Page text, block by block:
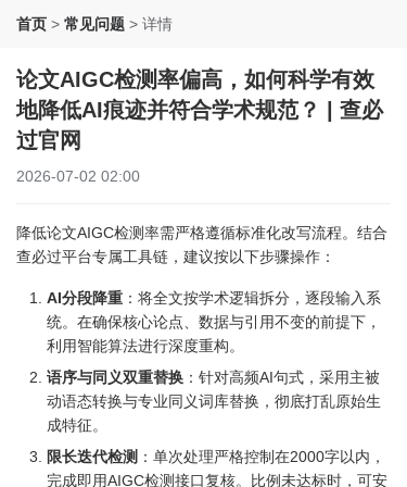
首页 > 常见问题 > 详情
论文AIGC检测率偏高，如何科学有效
地降低AI痕迹并符合学术规范？ | 查必
过官网
2026-07-02 02:00
降低论文AIGC检测率需严格遵循标准化改写流程。结合
查必过平台专属工具链，建议按以下步骤操作：
AI分段降重 ：将全文按学术逻辑拆分，逐段输入系
统。在确保核心论点、数据与引用不变的前提下，
利用智能算法进行深度重构。
语序与同义双重替换 ：针对高频AI句式，采用主被
动语态转换与专业同义词库替换，彻底打乱原始生
成特征。
限长迭代检测 ：单次处理严格控制在2000字以内，
完成即用AIGC检测接口复核。比例未达标时，可安